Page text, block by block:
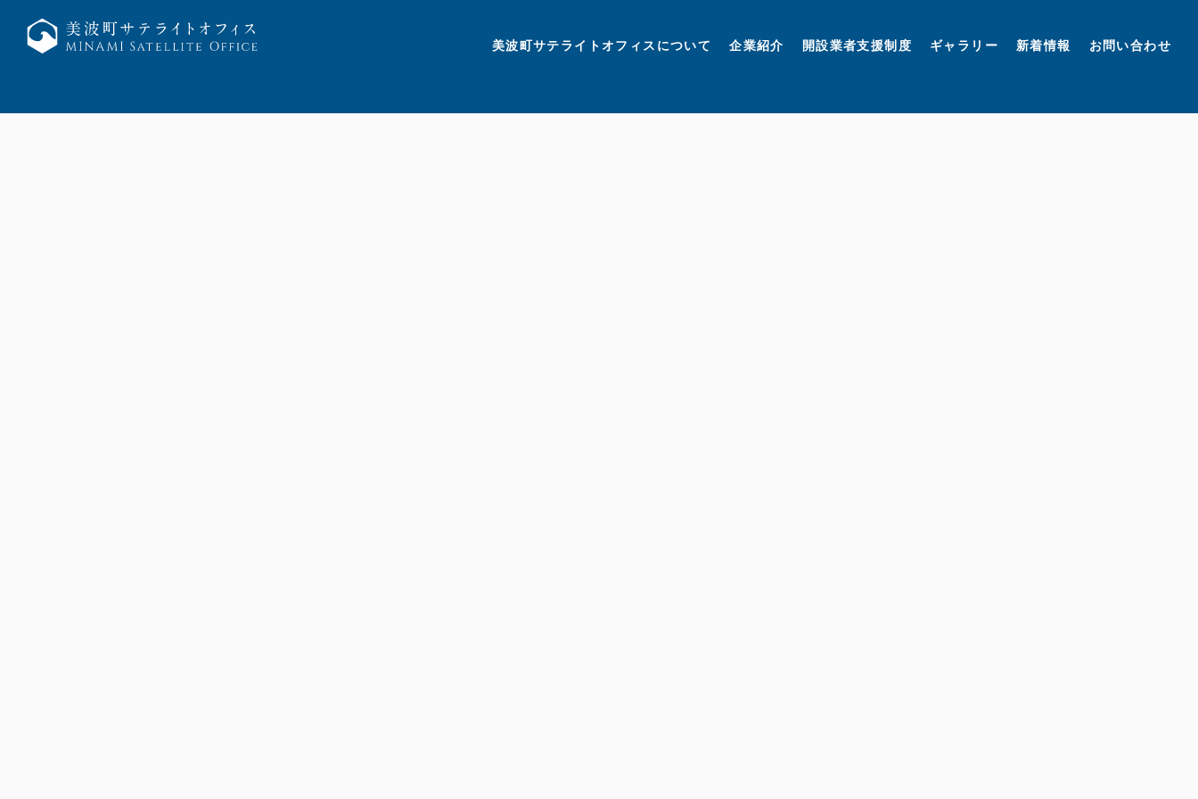
美波町サテライトオフィスについて 企業紹介 開設業者支援制度 ギャラリー 新着情報 お問い合わせ
美波町 ミナミマリンラボ
個人情報保護方針